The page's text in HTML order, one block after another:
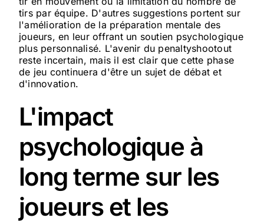
tirs par équipe. D'autres suggestions portent sur
l'amélioration de la préparation mentale des
joueurs, en leur offrant un soutien psychologique
plus personnalisé. L'avenir du penaltyshootout
reste incertain, mais il est clair que cette phase
de jeu continuera d'être un sujet de débat et
d'innovation.
L'impact
psychologique à
long terme sur les
joueurs et les